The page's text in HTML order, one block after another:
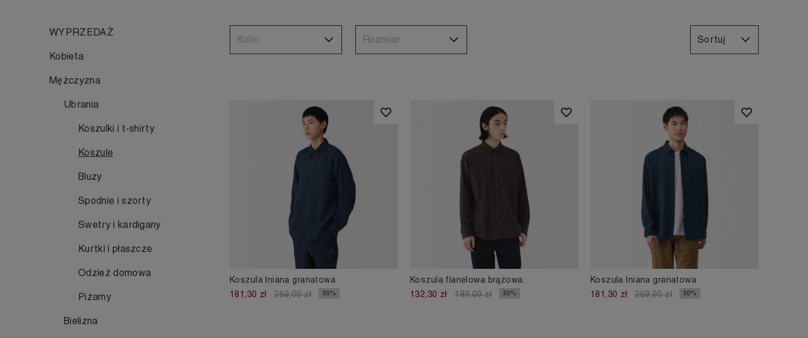
WYPRZEDAŻ
Kobieta
Mężczyzna
Ubrania
Koszulki i t-shirty
Koszule
Bluzy
Spodnie i szorty
Swetry i kardigany
Kurtki i płaszcze
Odzież domowa
Piżamy
Bielizna
Kolor Rozmiar Sortuj
Koszula lniana granatowa
181,30 zł
259,00 zł 30%
Koszula flanelowa brązowa
132,30 zł
189,00 zł 30%
Koszula lniana granatowa
181,30 zł
259,00 zł 30%